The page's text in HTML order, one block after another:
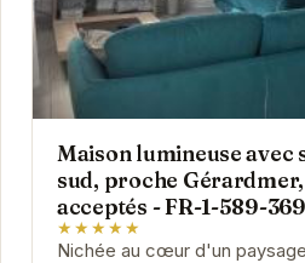
Maison lumineuse avec
sud, proche
acceptés - FR-1-589-369
★★★★★
Nichée au cœur d'un